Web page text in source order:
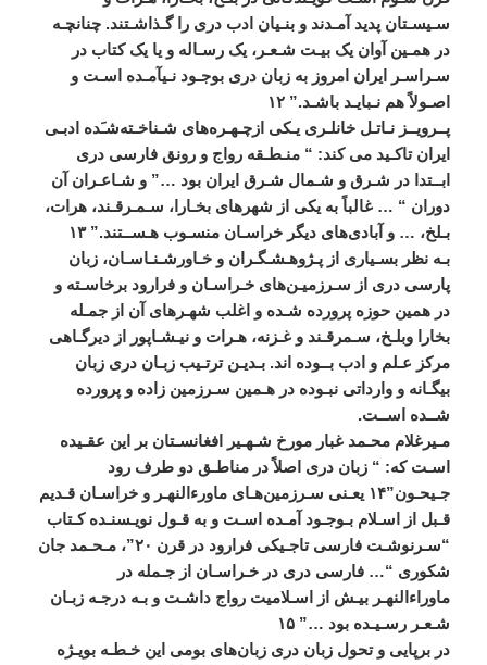
سـيسـتان پديد آمـدند و بنـيان ادب دری را گـذاشـتند.چنانچـه
در همـين آوان يک بيـت شـعـر، يک رسـاله و يا يک کتاب در
سـراسـر
ايران امروز به زبان دری بوجـود نـيآمـده اسـت و
اصـولاً هم نـبايـد باشـد.”۱۲
پــرويــز نـاتـل خانلـری يـکی ازچـهـرههای شـناخـتهشـَده ادبـی
ايران تاکـيد می کند: “منـطـقه رواج و رونق فارسی دری
ابــتدا در شـرق و شـمال شـرق ايران بود …”و شـاعـران آن
دوران “ …غالباً به يکی از شهرهای بخـارا، سـمـرقـند، هرات،
بـلخ، …و آبادیهای ديگر خراسـان منسـوب هـســتند.”۱۳
بـه نظر بسـياری از پـژوهـشـگـران و خـاور شـنـاسـان، زبان
پارسی دری از سـرزميـنهای خـراسـان و فرارود برخاسـته و
در همين حوزه پرورده شـده و اغلب شهـرهای آن از جمـله
بخارا
وبلـخ، سـمرقـند و غـزنه، هـرات و نيـشـاپور از ديرگـاهی
مرکز عـلم و ادب بــوده اند.بـديـن ترتـيب زبـان دری زبان
بيگـانه و وارداتی نبـوده در هـمين سـرزمين زاده و پرورده
شــده اســت.
مـيرغلام محـمد غبار مورخ شـهـير افغانسـتان بر اين عقـيده
اسـت که: “زبان دری اصلاً در مناطـق دو طرف رود
جـيحـون”۱۴ يعـنی سـرزمينهـای ماورءالنهـر و خراسـان قـديم
قـبل از اسـلام بـوجـود آمـده اسـت و به قـول نويـسنـده کـتاب
“سـرنوشـت فارسی تاجـيکی فرارود در قرن ۲۰”، مـحـمد جان
شکوری “…فارسی دری در خـراسـان از جـمله در
ماوراءالنهـر بيـش از اسـلاميت رواج داشـت و بـه درجـه زبـان
شـعـر رسـيـده بود …”۱۵
در برپايی و تحول زبان دری زبانهای بومی اين خـطـه بويـژه